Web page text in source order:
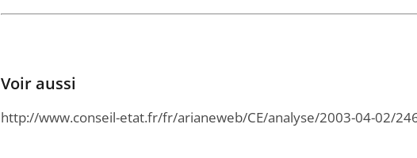
Voir aussi
http://www.conseil-etat.fr/fr/arianeweb/CE/analyse/2003-04-02/